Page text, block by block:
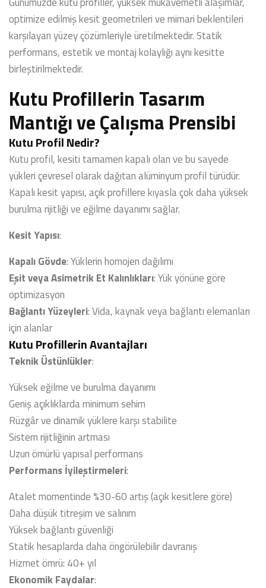
optimize edilmiş kesit geometrileri ve mimari beklentileri
karşılayan yüzey çözümleriyle üretilmektedir. Statik
performans, estetik ve montaj kolaylığı aynı kesitte
birleştirilmektedir.
Kutu Profillerin Tasarım
Mantığı ve Çalışma Prensibi
Kutu Profil Nedir?
Kutu profil, kesiti tamamen kapalı olan ve bu sayede
yükleri çevresel olarak dağıtan alüminyum profil türüdür.
Kapalı kesit yapısı, açık profillere kıyasla çok daha yüksek
burulma rijitliği ve eğilme dayanımı sağlar.
Kesit Yapısı:
Kapalı Gövde: Yüklerin homojen dağılımı
Eşit veya Asimetrik Et Kalınlıkları: Yük yönüne göre
optimizasyon
Bağlantı Yüzeyleri: Vida, kaynak veya bağlantı elemanları
için alanlar
Kutu Profillerin Avantajları
Teknik Üstünlükler:
Yüksek eğilme ve burulma dayanımı
Geniş açıklıklarda minimum sehim
Rüzgâr ve dinamik yüklere karşı stabilite
Sistem rijitliğinin artması
Uzun ömürlü yapısal performans
Performans İyileştirmeleri:
Atalet momentinde %30-60 artış (açık kesitlere göre)
Daha düşük titreşim ve salınım
Yüksek bağlantı güvenliği
Statik hesaplarda daha öngörülebilir davranış
Hizmet ömrü: 40+ yıl
Ekonomik Faydalar: